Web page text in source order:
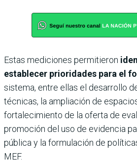
Estas mediciones permitieron
establecer prioridades para el
sistema, entre ellas el desarrollo
técnicas, la ampliación de
fortalecimiento de la oferta de
promoción del uso de evidencia
pública y la formulación de
MEF.